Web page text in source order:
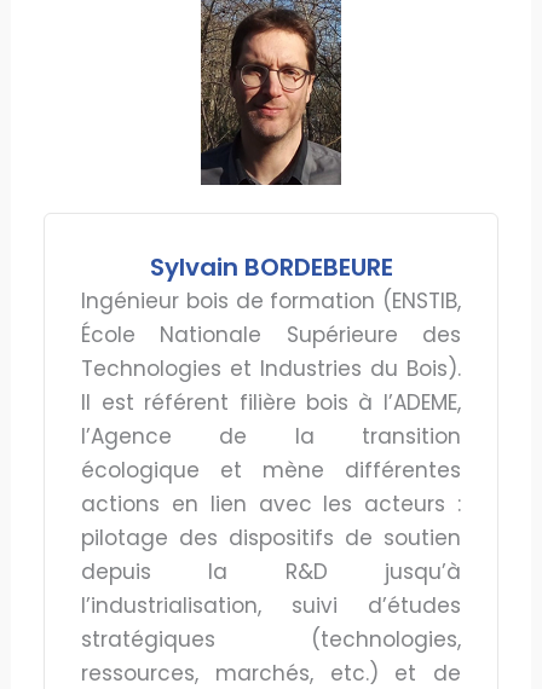
Sylvain BORDEBEURE
Ingénieur bois de formation (ENSTIB,
École Nationale Supérieure des
Technologies et Industries du Bois).
Il est référent filière bois à l’ADEME,
l’Agence de la transition
écologique et mène différentes
actions en lien avec les acteurs :
pilotage des dispositifs de soutien
depuis la R&D jusqu’à
l’industrialisation, suivi d’études
stratégiques (technologies,
ressources, marchés, etc.) et de